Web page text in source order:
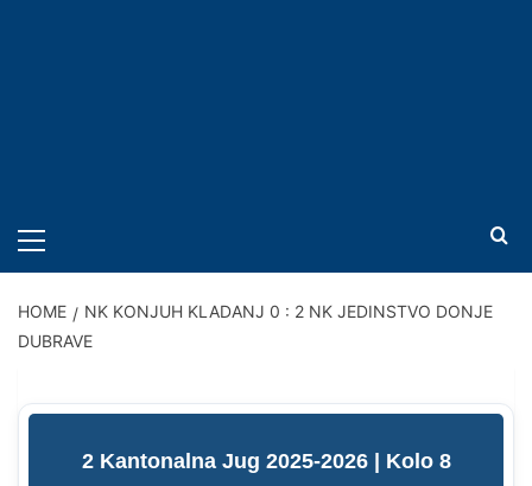
MENU
HOME
NK KONJUH KLADANJ 0 : 2 NK JEDINSTVO DONJE
DUBRAVE
2 Kantonalna Jug 2025-2026 | Kolo 8